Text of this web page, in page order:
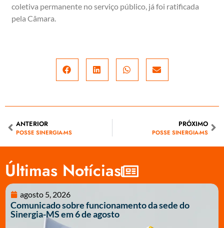
coletiva permanente no serviço público, já foi ratificada
pela Câmara.
ANTERIOR
POSSE SINERGIA-MS
PRÓXIMO
POSSE SINERGIA-MS
Últimas Notícias
agosto 5, 2026
Comunicado sobre funcionamento da sede do
Sinergia-MS em 6 de agosto